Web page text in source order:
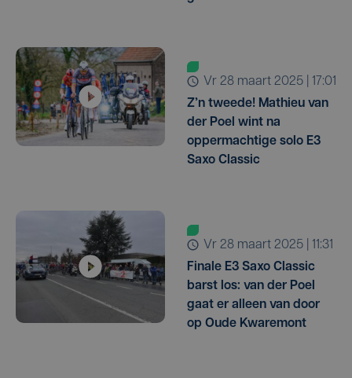
vr 28 maart 2025 | 17:01
Z’n tweede! Mathieu van
der Poel wint na
oppermachtige solo E3
Saxo Classic
vr 28 maart 2025 | 11:31
Finale E3 Saxo Classic
barst los: van der Poel
gaat er alleen van door
op Oude Kwaremont